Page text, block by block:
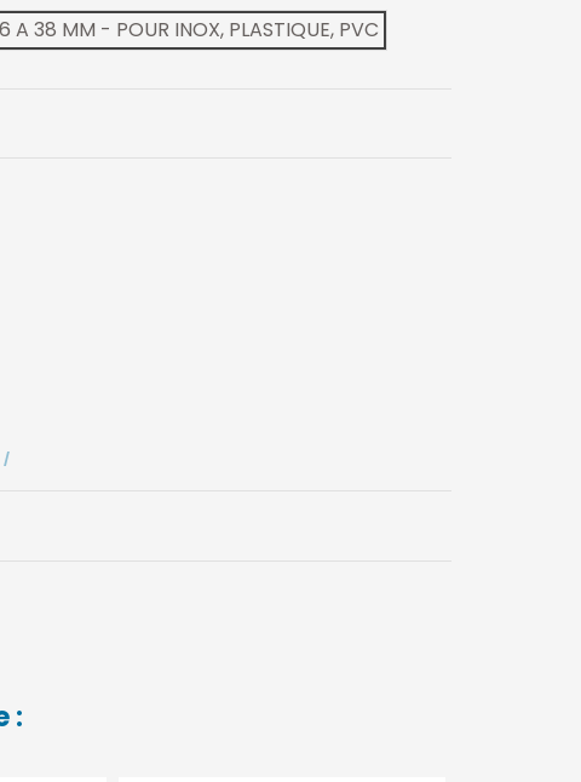
A 38 MM - POUR INOX, PLASTIQUE, PVC
: